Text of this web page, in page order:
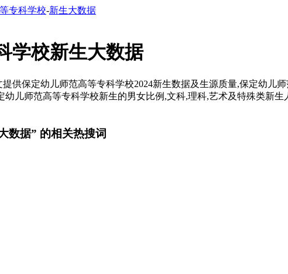
专科学校-新生大数据
学校新生大数据
供保定幼儿师范高等专科学校2024新生数据及生源质量,保定幼儿
幼儿师范高等专科学校新生的男女比例,文科,理科,艺术及特殊类新
数据” 的相关热搜词